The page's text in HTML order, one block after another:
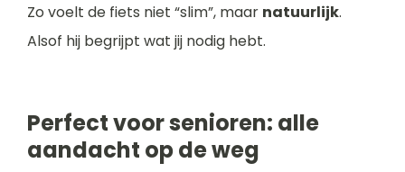
Zo voelt de fiets niet “slim”, maar natuurlijk.
Alsof hij begrijpt wat jij nodig hebt.
Perfect voor senioren: alle
aandacht op de weg